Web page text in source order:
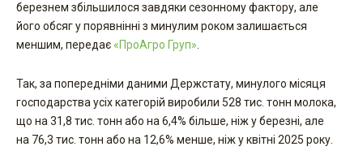
березнем збільшилося завдяки сезонному фактору, але
його обсяг у порявнінні з минулим роком залишається
меншим, передає «ПроАгро Груп»
Так, за попередніми даними Держстату, минулого місяця
господарства усіх категорій виробили 528 тис. тонн молока,
що на 31,8 тис. тонн або на 6,4% більше, ніж у березні, але
на 76,3 тис. тонн або на 12,6% менше, ніж у квітні 2025 року.